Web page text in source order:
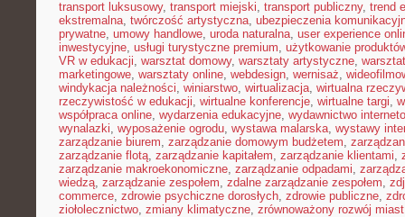
transport luksusowy, transport miejski, transport publiczny, trend
ekstremalna, twórczość artystyczna, ubezpieczenia
prywatne, umowy handlowe, uroda naturalna, user experience
inwestycyjne, usługi turystyczne premium, użytkowanie
VR w edukacji, warsztat domowy, warsztaty artystyczne,
marketingowe, warsztaty online, webdesign, wernisaż,
windykacja należności, winiarstwo, wirtualizacja, wirtualna
rzeczywistość w edukacji, wirtualne konferencje, wirtualne targi,
współpraca online, wydarzenia edukacyjne, wydawnictwo
wynalazki, wyposażenie ogrodu, wystawa malarska, wystawy
zarządzanie biurem, zarządzanie domowym budżetem,
zarządzanie flotą, zarządzanie kapitałem, zarządzanie klientami,
zarządzanie makroekonomiczne, zarządzanie odpadami,
wiedzą, zarządzanie zespołem, zdalne zarządzanie zespołem,
commerce, zdrowie psychiczne dorosłych, zdrowie publiczne,
ziołolecznictwo, zmiany klimatyczne, zrównoważony rozwój miast